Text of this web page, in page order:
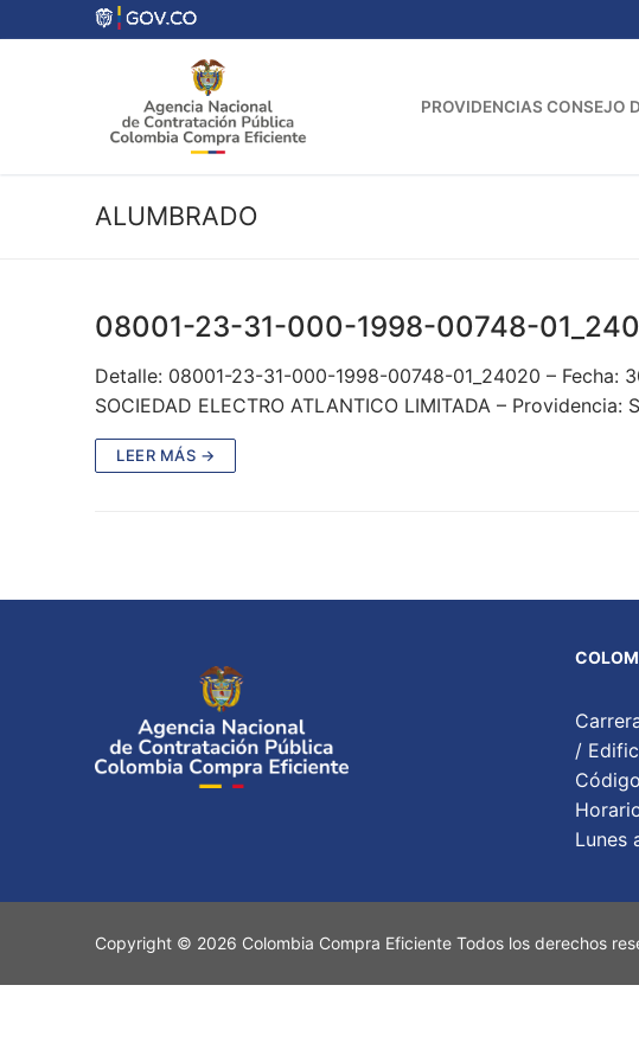
al
PROVIDENCIAS CONSEJO
ALUMBRADO
08001-23-31-000-1998-00748-
Detalle: 08001-23-31-000-1998-00748-01_24020 – Fecha:
SOCIEDAD ELECTRO ATLANTICO LIMITADA – Providencia:
LEER MÁS →
/
Lunes
Copyright © 2026 Colombia Compra Eficiente Todos los derechos